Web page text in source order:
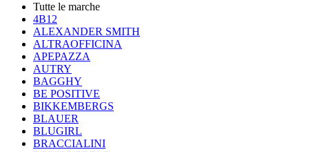
Tutte le marche
4B12
ALEXANDER SMITH
ALTRAOFFICINA
APEPAZZA
AUTRY
BAGGHY
BE POSITIVE
BIKKEMBERGS
BLAUER
BLUGIRL
BRACCIALINI